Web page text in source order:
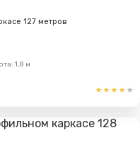
127 метров
1,8 м